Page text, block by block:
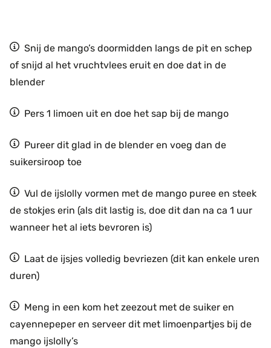
Snij de mango’s doormidden langs de pit en schep
of snijd al het vruchtvlees eruit en doe dat in de
blender
Pers 1 limoen uit en doe het sap bij de mango
Pureer dit glad in de blender en voeg dan de
suikersiroop toe
Vul de ijslolly vormen met de mango puree en steek
de stokjes erin (als dit lastig is, doe dit dan na ca 1 uur
wanneer het al iets bevroren is)
Laat de ijsjes volledig bevriezen (dit kan enkele uren
duren)
Meng in een kom het zeezout met de suiker en
cayennepeper en serveer dit met limoenpartjes bij de
mango ijslolly’s